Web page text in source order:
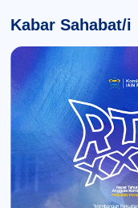
Kabar Sahabat/i